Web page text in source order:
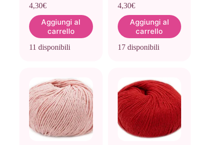
4,30€
Aggiungi al
carrello
11 disponibili
4,30€
Aggiungi al
carrello
17 disponibili